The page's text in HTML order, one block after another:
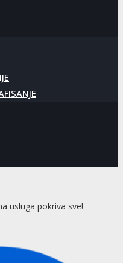
usluga pokriva sve!